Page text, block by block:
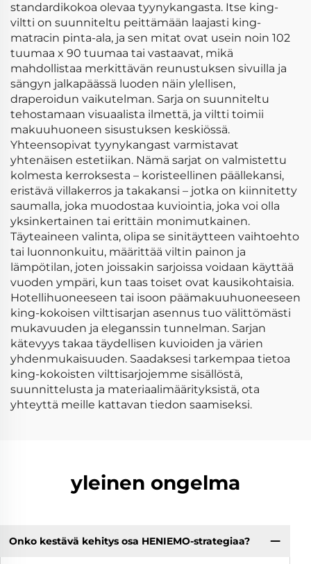
standardikokoa olevaa tyynykangasta. Itse king-
viltti on suunniteltu peittämään laajasti king-
matracin pinta-ala, ja sen mitat ovat usein noin 102
tuumaa x 90 tuumaa tai vastaavat, mikä
mahdollistaa merkittävän reunustuksen sivuilla ja
sängyn jalkapäässä luoden näin ylellisen,
draperoidun vaikutelman. Sarja on suunniteltu
tehostamaan visuaalista ilmettä, ja viltti toimii
makuuhuoneen sisustuksen keskiössä.
Yhteensopivat tyynykangast varmistavat
yhtenäisen estetiikan. Nämä sarjat on valmistettu
kolmesta kerroksesta – koristeellinen päällekansi,
eristävä villakerros ja takakansi – jotka on kiinnitetty
saumalla, joka muodostaa kuviointia, joka voi olla
yksinkertainen tai erittäin monimutkainen.
Täyteaineen valinta, olipa se sinitäytteen vaihtoehto
tai luonnonkuitu, määrittää viltin painon ja
lämpötilan, joten joissakin sarjoissa voidaan käyttää
vuoden ympäri, kun taas toiset ovat kausikohtaisia.
Hotellihuoneeseen tai isoon päämakuuhuoneeseen
king-kokoisen vilttisarjan asennus tuo välittömästi
mukavuuden ja eleganssin tunnelman. Sarjan
kätevyys takaa täydellisen kuvioiden ja värien
yhdenmukaisuuden. Saadaksesi tarkempaa tietoa
king-kokoisten vilttisarjojemme sisällöstä,
suunnittelusta ja materiaalimäärityksistä, ota
yhteyttä meille kattavan tiedon saamiseksi.
yleinen ongelma
Onko kestävä kehitys osa HENIEMO-strategiaa?